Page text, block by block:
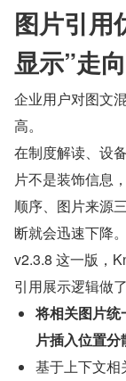
图片引用
显示”走
企业用户对图文
高。
在制度解读、设
片不是装饰信息
顺序、图片来源
断就会迅速下降。
v2.3.8 这一版，
引用展示逻辑做
将相关图片统
片插入位置
基于上下文相